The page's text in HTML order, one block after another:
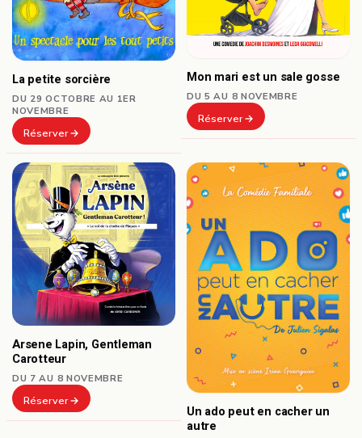
La petite sorcière
DU 29 OCTOBRE AU 1ER
NOVEMBRE
Réserver
Mon mari est un sale gosse
DU 5 AU 8 NOVEMBRE
Réserver
Arsene Lapin, Gentleman
Carotteur
DU 7 AU 8 NOVEMBRE
Réserver
Un ado peut en cacher un
autre